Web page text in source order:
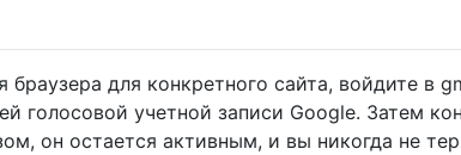
браузера для конкретного сайта, войдите в
голосовой учетной записи Google. Затем
он остается активным, и вы никогда не